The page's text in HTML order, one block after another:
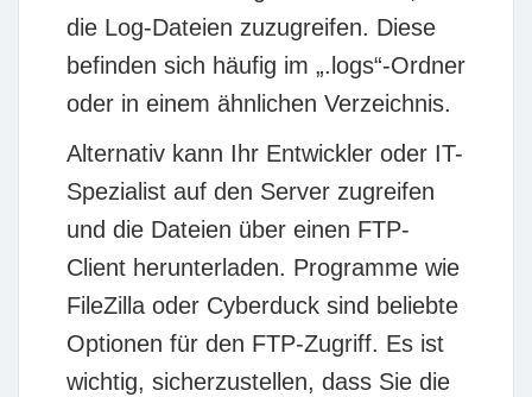
die Log-Dateien zuzugreifen. Diese
befinden sich häufig im „.logs“-Ordner
oder in einem ähnlichen Verzeichnis.
Alternativ kann Ihr Entwickler oder IT-
Spezialist auf den Server zugreifen
und die Dateien über einen FTP-
Client herunterladen. Programme wie
FileZilla oder Cyberduck sind beliebte
Optionen für den FTP-Zugriff. Es ist
wichtig, sicherzustellen, dass Sie die